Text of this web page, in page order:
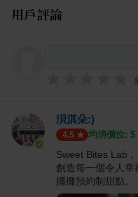
用戶評論
浿淇朵:)
4.5 均消價位: $
Sweet Bites Lab
創造每一個令人
擺攤預約制甜點。